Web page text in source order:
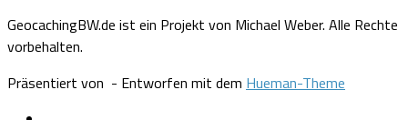
GeocachingBW.de ist ein Projekt von Michael Weber. Alle Rechte
vorbehalten.
Präsentiert von - Entworfen mit dem Hueman-Theme